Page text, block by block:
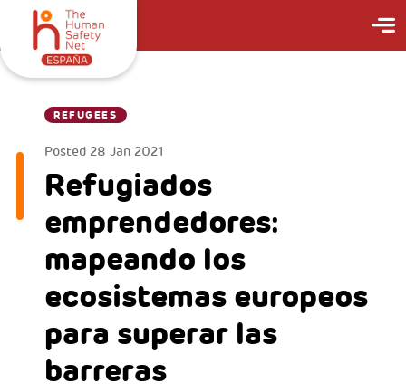
REFUGEES
Posted 28 Jan 2021
Refugiados
emprendedores:
mapeando los
ecosistemas europeos
para superar las
barreras